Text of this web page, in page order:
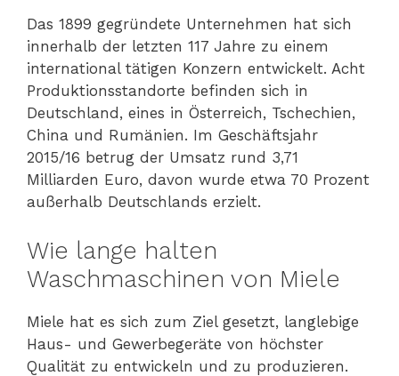
Das 1899 gegründete Unternehmen hat sich
innerhalb der letzten 117 Jahre zu einem
international tätigen Konzern entwickelt. Acht
Produktionsstandorte befinden sich in
Deutschland, eines in Österreich, Tschechien,
China und Rumänien. Im Geschäftsjahr
2015/16 betrug der Umsatz rund 3,71
Milliarden Euro, davon wurde etwa 70 Prozent
außerhalb Deutschlands erzielt.
Wie lange halten
Waschmaschinen von Miele
Miele hat es sich zum Ziel gesetzt, langlebige
Haus- und Gewerbegeräte von höchster
Qualität zu entwickeln und zu produzieren.